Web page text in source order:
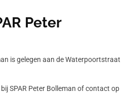
Peter
is gelegen aan de Waterpoortstraat
SPAR Peter Bolleman of contact op